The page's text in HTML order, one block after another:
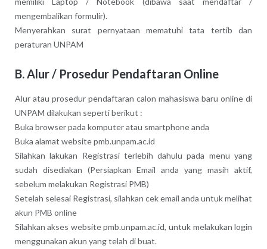
mengembalikan formulir).
Menyerahkan surat pernyataan mematuhi tata tertib dan
peraturan UNPAM
B. Alur / Prosedur Pendaftaran Online
Alur atau prosedur pendaftaran calon mahasiswa baru online di
UNPAM dilakukan seperti berikut :
Buka browser pada komputer atau smartphone anda
Buka alamat website pmb.unpam.ac.id
Silahkan lakukan Registrasi terlebih dahulu pada menu yang
sudah disediakan (Persiapkan Email anda yang masih aktif,
sebelum melakukan Registrasi PMB)
Setelah selesai Registrasi, silahkan cek email anda untuk melihat
akun PMB online
Silahkan akses website pmb.unpam.ac.id, untuk melakukan login
menggunakan akun yang telah di buat.